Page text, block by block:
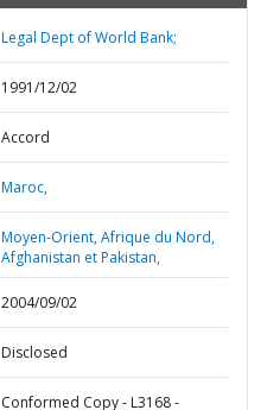
Legal Dept of World Bank;
1991/12/02
Accord
Maroc,
Moyen-Orient, Afrique du Nord,
Afghanistan et Pakistan,
2004/09/02
Disclosed
Conformed Copy - L3168 -